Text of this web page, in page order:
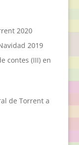
2020
2019
contes (III) en
de Torrent a